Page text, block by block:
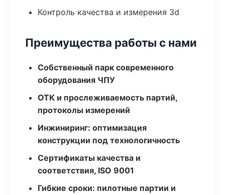
Контроль качества и измерения 3d
Преимущества работы с нами
Собственный парк современного
оборудования ЧПУ
ОТК и прослеживаемость партий,
протоколы измерений
Инжиниринг: оптимизация
конструкции под технологичность
Сертификаты качества и
соответствия, ISO 9001
Гибкие сроки: пилотные партии и